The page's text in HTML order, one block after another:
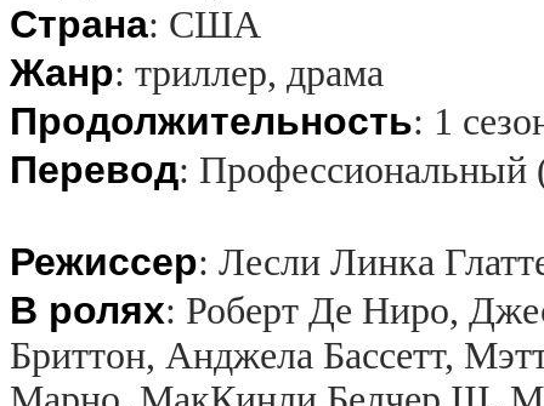
Страна: США
Жанр: триллер, драма
Продолжительность: 1
Перевод: Профессиональный
Режиссер: Лесли Линка
В ролях: Роберт Де Ниро,
Бриттон, Анджела Бассетт,